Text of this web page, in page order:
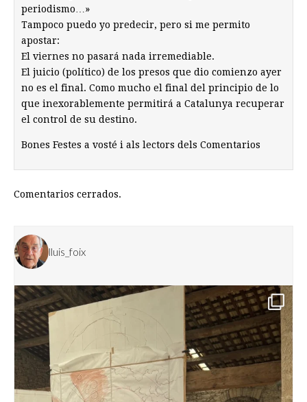
periodismo…»
Tampoco puedo yo predecir, pero si me permito
apostar:
El viernes no pasará nada irremediable.
El juicio (político) de los presos que dio comienzo ayer
no es el final. Como mucho el final del principio de lo
que inexorablemente permitirá a Catalunya recuperar
el control de su destino.
Bones Festes a vosté i als lectors dels Comentarios
Comentarios cerrados.
lluis_foix